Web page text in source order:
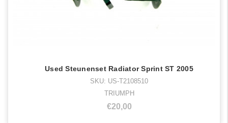
Used Steunenset Radiator Sprint ST 2005
SKU: US-T2108510
TRIUMPH
€20,00